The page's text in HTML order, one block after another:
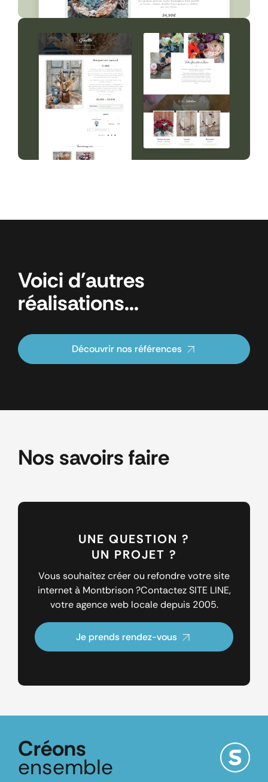
Voici d'autres
réalisations...
Découvrir nos références
Nos savoirs faire
UNE QUESTION ?
UN PROJET ?
Vous souhaitez créer ou refondre votre site
internet à Montbrison ?Contactez SITE LINE,
votre agence web locale depuis 2005.
Je prends rendez-vous
Créons
ensemble